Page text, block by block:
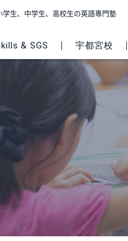
生、中学生、高校生の英語専門塾
& SGS 宇都宮校